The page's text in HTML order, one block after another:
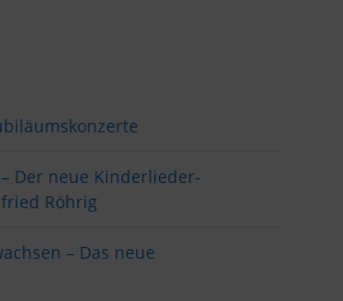
Der neue Kinderlieder-
Röhrig
– Das neue